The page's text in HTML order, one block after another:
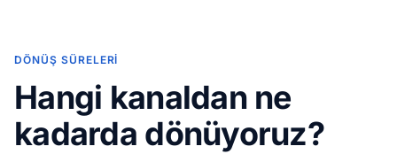
DÖNÜŞ SÜRELERI
Hangi kanaldan ne
kadarda dönüyoruz?